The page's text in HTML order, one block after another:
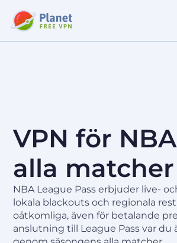
VPN för
alla
NBA League Pass erbjuder live-
lokala blackouts och regionala
oåtkomliga, även för betalande
anslutning till League Pass var